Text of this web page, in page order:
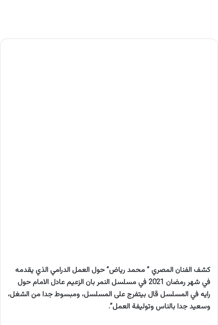
كشف الفنان المصري ” محمد رياض” حول العمل الدرامي الذي يقدمه
في شهر رمضان 2021 في مسلسل النمر بان الزعيم عادل الامام حول
رايه في المسلسل قال بيتفرج على المسلسل، ومبسوط جدا من الشغل،
وسعيد جدا بالناس وتوليفة العمل”.